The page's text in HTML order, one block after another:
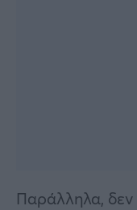
Παράλληλα, δεν